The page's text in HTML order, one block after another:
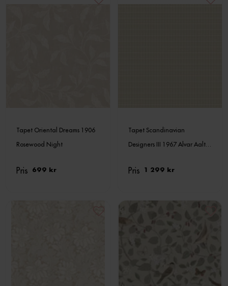
Tapet Oriental Dreams 1906
Rosewood Night
Pris 699 kr
Tapet Scandinavian
Designers III 1967 Alvar Aalto
Pris 1 299 kr